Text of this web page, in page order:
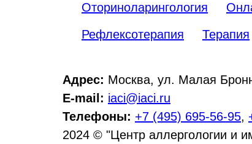
Оториноларингология
Рефлексотерапия
Терапия
Адрес: Москва, ул. Малая
E-mail: iaci@iaci.ru
Телефоны: +7 (495) 695-56-95,
2024 © "Центр аллергологии и